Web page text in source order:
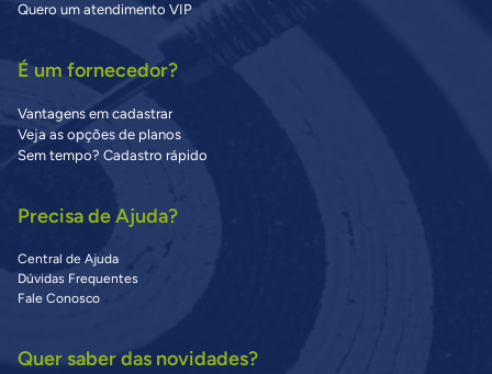
Quero um atendimento VIP
É um fornecedor?
Vantagens em cadastrar
Veja as opções de planos
Sem tempo? Cadastro rápido
Precisa de Ajuda?
Central de Ajuda
Dúvidas Frequentes
Fale Conosco
Quer saber das novidades?